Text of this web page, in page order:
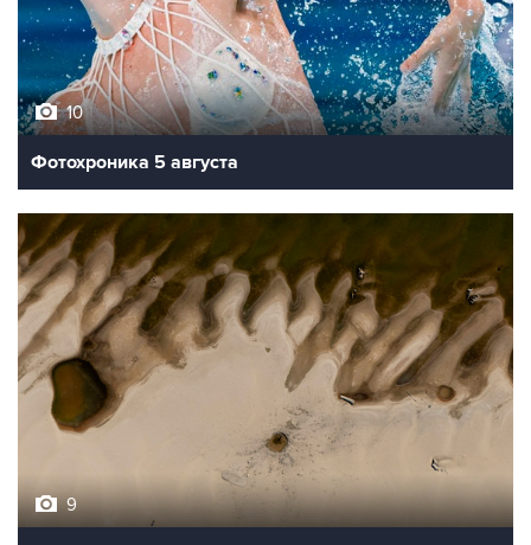
10
Фотохроника 5 августа
9